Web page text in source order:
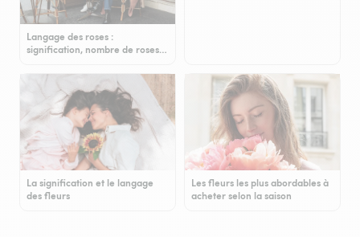
Langage des roses :
signification, nombre de roses…
La signification et le langage
des fleurs
Les fleurs les plus abordables à
acheter selon la saison